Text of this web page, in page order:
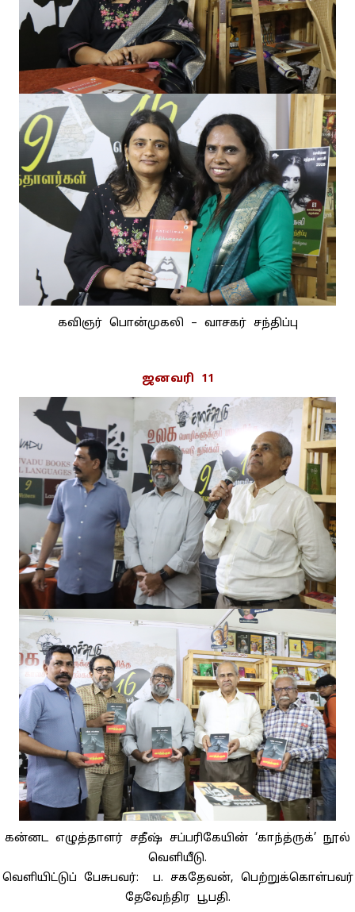
கவிஞர் பொன்முகலி – வாசகர் சந்திப்பு
ஜனவரி 11
கன்னட எழுத்தாளர் சதீஷ் சப்பரிகேயின் ‘காந்த்ருக்’ நூல்
வெளியீடு.
வெளியிட்டுப் பேசுபவர்: ப. சகதேவன், பெற்றுக்கொள்பவர்
தேவேந்திர பூபதி.